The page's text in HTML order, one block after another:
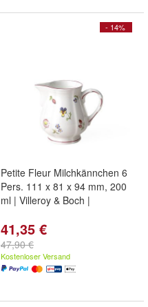
- 14%
Petite Fleur Milchkännchen 6
Pers. 111 x 81 x 94 mm, 200
ml | Villeroy & Boch |
41,35 €
47,90 €
Kostenloser Versand